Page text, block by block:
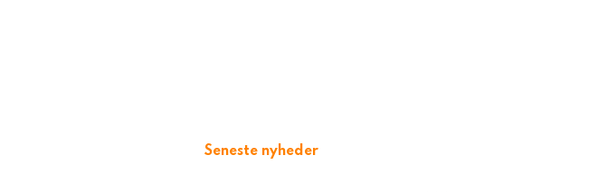
Seneste nyheder